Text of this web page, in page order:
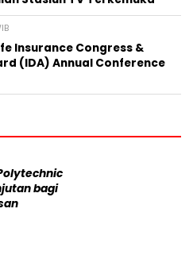
Insurance Congress &
(IDA) Annual Conference
bagi